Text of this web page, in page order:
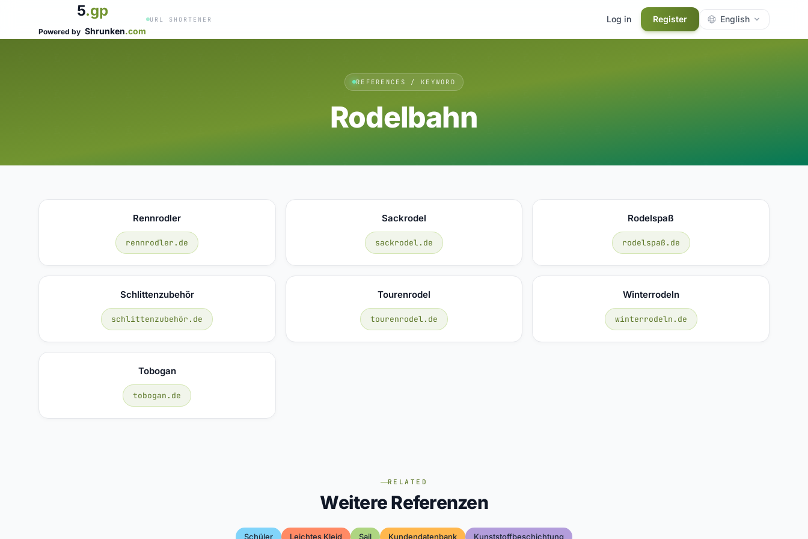
5.gp
Powered by Shrunken.com
URL SHORTENER Log in Register English
REFERENCES / KEYWORD
Rodelbahn
Rennrodler
rennrodler.de
Sackrodel
sackrodel.de
Rodelspaß
rodelspaß.de
Schlittenzubehör
schlittenzubehör.de
Tourenrodel
tourenrodel.de
Winterrodeln
winterrodeln.de
Tobogan
tobogan.de
RELATED
Weitere Referenzen
Schüler Leichtes Kleid Sail Kundendatenbank Kunststoffbeschichtung